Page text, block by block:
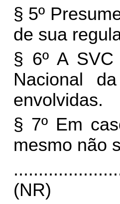
§ 5º
de sua
§ 6º A
Nacional
envolvidas.
§ 7º Em
mesmo não
(NR)